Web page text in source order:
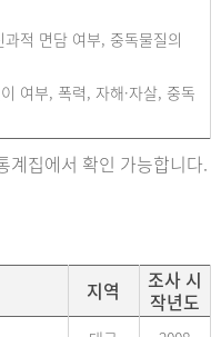
과적 면담 여부, 중독물질의
여부, 폭력, 자해·자살, 중독
계집에서 확인 가능합니다.
지역
조사 시
작년도